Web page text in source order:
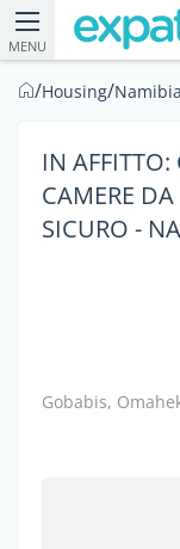
MENU
/Housing/Namibia
IN AFFITTO:
CAMERE
SICURO -
Gobabis,